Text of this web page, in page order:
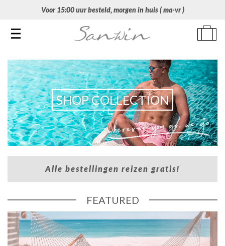
Voor 15:00 uur besteld, morgen in huis ( ma-vr )
Toggle navigation
SHOP COLLECTION
Alle bestellingen reizen gratis!
FEATURED